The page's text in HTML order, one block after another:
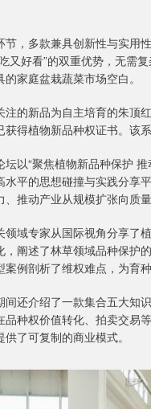
节，多款兼具创新性与实用
又好看”的双重优势，无需
家庭盆栽蔬菜市场空白。
注的新品为自主培育的朱顶
获得植物新品种权证书。该
坛以“聚焦植物新品种保护
水平的思想碰撞与实践分享
、推动产业从规模扩张向质
领域专家从国际视角分享了
，阐述了林草领域品种保护
案例剖析了维权难点，为育
间还介绍了一款集合五大知
品种权价值转化、拍卖交易
了可复制的商业模式。
深证成指 14110.12